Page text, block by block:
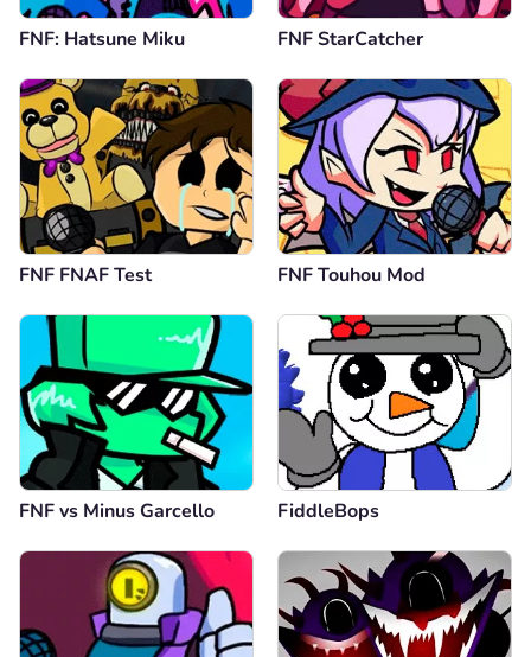
FNF: Hatsune Miku FNF StarCatcher
FNF FNAF Test FNF Touhou Mod
FNF vs Minus Garcello FiddleBops